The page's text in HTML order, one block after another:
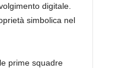
digitale.
simbolica nel
prime squadre